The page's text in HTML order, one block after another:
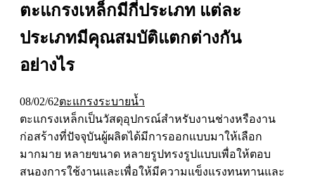
ตะแกรงเหล็กมีกี่ประเภท แต่ละ
ประเภทมีคุณสมบัติแตกต่างกัน
อย่างไร
08/02/62ตะแกรงระบายน้ำ
ตะแกรงเหล็กเป็นวัสดุอุปกรณ์สำหรับงานช่างหรืองาน
ก่อสร้างที่ปัจจุบันผู้ผลิตได้มีการออกแบบมาให้เลือก
มากมาย หลายขนาด หลายรูปทรงรูปแบบเพื่อให้ตอบ
สนองการใช้งานและเพื่อให้มีความแข็งแรงทนทานและ